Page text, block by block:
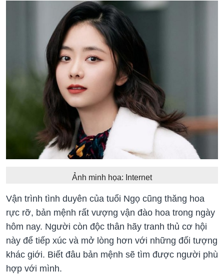
Ảnh minh họa: Internet
Vận trình tình duyên của tuổi Ngọ cũng thăng hoa
rực rỡ, bản mệnh rất vượng vận đào hoa trong ngày
hôm nay. Người còn độc thân hãy tranh thủ cơ hội
này để tiếp xúc và mở lòng hơn với những đối tượng
khác giới. Biết đâu bản mệnh sẽ tìm được người phù
hợp với mình.